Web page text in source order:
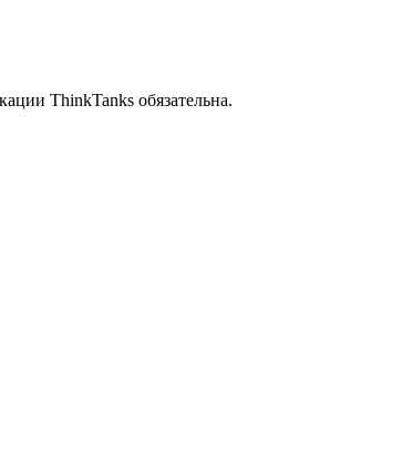
ThinkTanks обязательна.